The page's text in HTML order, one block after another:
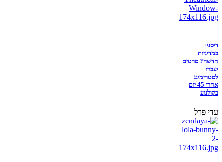
דיסני+
במדיניות
חדשה? סרטים
יעברו
לסטרימינג
אחרי 45 יום
בקולנוע
עדי פרל